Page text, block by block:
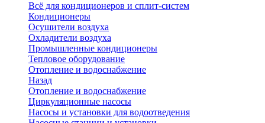
Всё для кондиционеров и сплит-систем
Кондиционеры
Осушители воздуха
Охладители воздуха
Промышленные кондиционеры
Тепловое оборудование
Отопление и водоснабжение
Назад
Отопление и водоснабжение
Циркуляционные насосы
Насосы и установки для водоотведения